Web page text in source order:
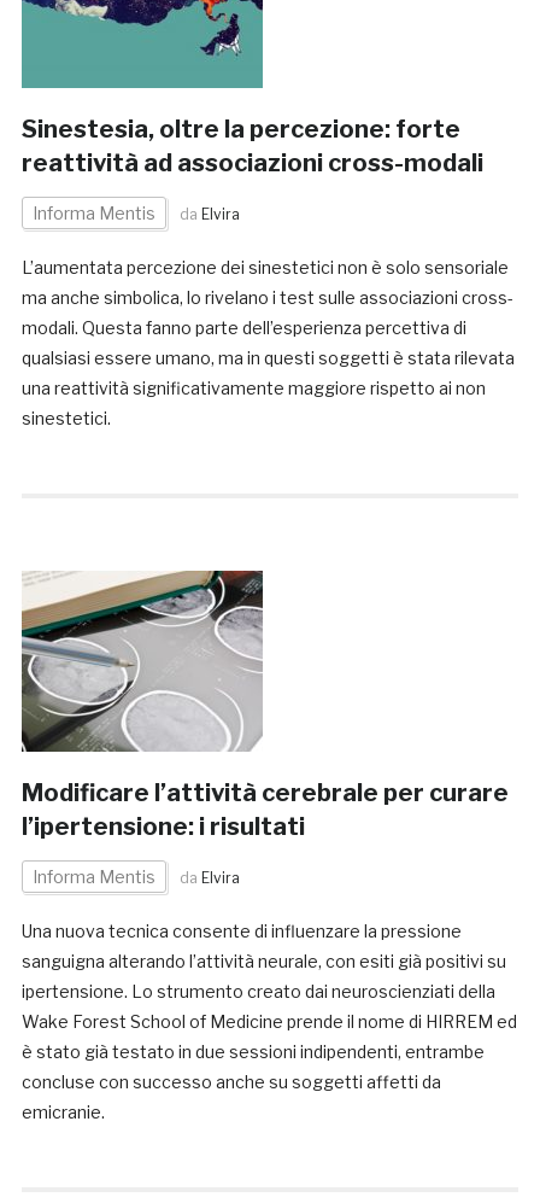
Sinestesia, oltre la percezione: forte
reattività ad associazioni cross-modali
Informa Mentis da Elvira
L’aumentata percezione dei sinestetici non è solo sensoriale
ma anche simbolica, lo rivelano i test sulle associazioni cross-
modali. Questa fanno parte dell’esperienza percettiva di
qualsiasi essere umano, ma in questi soggetti è stata rilevata
una reattività significativamente maggiore rispetto ai non
sinestetici.
Modificare l’attività cerebrale per curare
l’ipertensione: i risultati
Informa Mentis da Elvira
Una nuova tecnica consente di influenzare la pressione
sanguigna alterando l’attività neurale, con esiti già positivi su
ipertensione. Lo strumento creato dai neuroscienziati della
Wake Forest School of Medicine prende il nome di HIRREM ed
è stato già testato in due sessioni indipendenti, entrambe
concluse con successo anche su soggetti affetti da
emicranie.